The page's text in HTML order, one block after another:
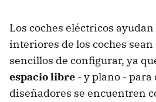
Los coches eléctricos
interiores de los coches
sencillos de configurar, ya
espacio libre - y plano - para
diseñadores se encuentren